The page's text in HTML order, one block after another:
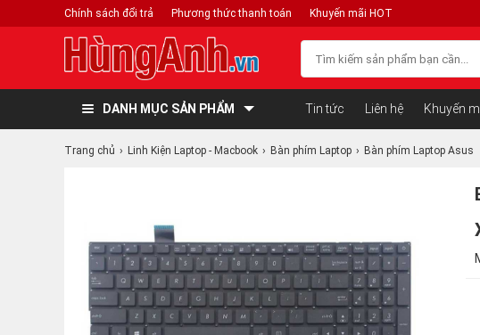
Chính sách đổi trả Phương thức thanh toán Khuyến mãi HOT
DANH MỤC SẢN PHẨM Tin tức Liên hệ Khuyến
Trang chủ Linh Kiện Laptop - Macbook Bàn phím Laptop Bàn phím Laptop Asus